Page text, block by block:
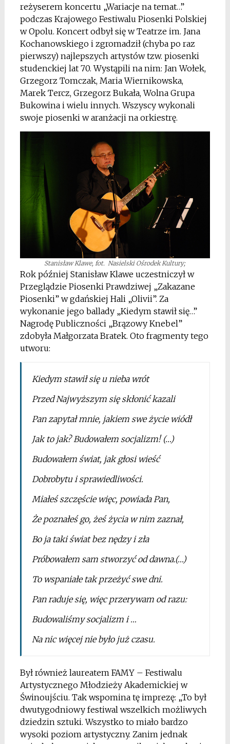
reżyserem koncertu „Wariacje na temat…”
podczas Krajowego Festiwalu Piosenki Polskiej
w Opolu. Koncert odbył się w Teatrze im. Jana
Kochanowskiego i zgromadził (chyba po raz
pierwszy) najlepszych artystów tzw. piosenki
studenckiej lat 70. Wystąpili na nim: Jan Wołek,
Grzegorz Tomczak, Maria Wiernikowska,
Marek Tercz, Grzegorz Bukała, Wolna Grupa
Bukowina i wielu innych. Wszyscy wykonali
swoje piosenki w aranżacji na orkiestrę.
Stanisław Klawe, fot. Nasielski Ośrodek Kultury;
Rok później Stanisław Klawe uczestniczył w
Przeglądzie Piosenki Prawdziwej „Zakazane
Piosenki” w gdańskiej Hali „Olivii”. Za
wykonanie jego ballady „Kiedym stawił się…”
Nagrodę Publiczności „Brązowy Knebel”
zdobyła Małgorzata Bratek. Oto fragmenty tego
utworu:
Kiedym stawił się u nieba wrót
Przed Najwyższym się skłonić kazali
Pan zapytał mnie, jakiem swe życie wiódł
Jak to jak? Budowałem socjalizm! (…)
Budowałem świat, jak głosi wieść
Dobrobytu i sprawiedliwości.
Miałeś szczęście więc, powiada Pan,
Że poznałeś go, żeś życia w nim zaznał,
Bo ja taki świat bez nędzy i zła
Próbowałem sam stworzyć od dawna.(…)
To wspaniałe tak przeżyć swe dni.
Pan raduje się, więc przerywam od razu:
Budowaliśmy socjalizm i …
Na nic więcej nie było już czasu.
Był również laureatem FAMY – Festiwalu
Artystycznego Młodzieży Akademickiej w
Świnoujściu. Tak wspomina tę imprezę: „To był
dwutygodniowy festiwal wszelkich możliwych
dziedzin sztuki. Wszystko to miało bardzo
wysoki poziom artystyczny. Zanim jednak